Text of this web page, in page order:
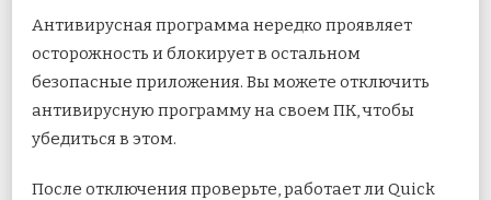
Антивирусная программа нередко проявляет
осторожность и блокирует в остальном
безопасные приложения. Вы можете отключить
антивирусную программу на своем ПК, чтобы
убедиться в этом.
После отключения проверьте, работает ли Quick